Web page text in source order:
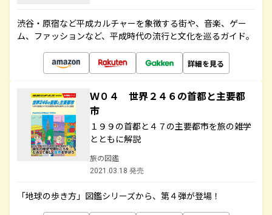
渋谷・原宿など平成カルチャーを象徴する街や、音楽、ゲー
ム、ファッションなど、平成時代の流行と文化を巡るガイド。
詳細を見る
Ｗ０４ 世界２４６の首都と主要都
市
１９９の首都と４７の主要都市を旅の雑学
とともに解説
旅の図鑑
2021.03.18 発売
「地球の歩き方」図鑑シリーズから、第４弾が登場！